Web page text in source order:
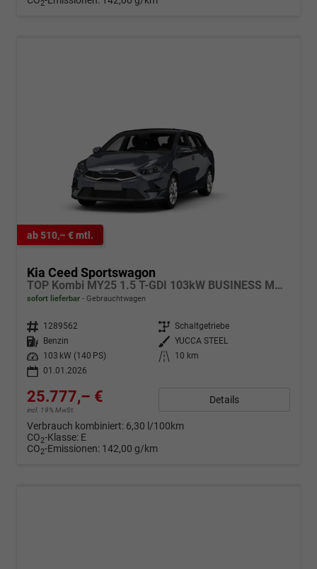
2
ab 510,– € mtl.
Kia Ceed Sportswagon
TOP Kombi MY25 1.5 T-GDI 103kW BUSINESS MAN6
sofort lieferbar Gebrauchtwagen
Fahrzeugnr. 1289562 Getriebe Schaltgetriebe
Kraftstoff
Benzin Außenfarbe YUCCA STEEL
Leistung
103 kW (140 PS) Kilometerstand
10 km
01.01.2026
25.777,– €
incl. 19% MwSt.
Details
Verbrauch kombiniert: 6,30 l/100km
CO2-Klasse: E
CO2-Emissionen: 142,00 g/km